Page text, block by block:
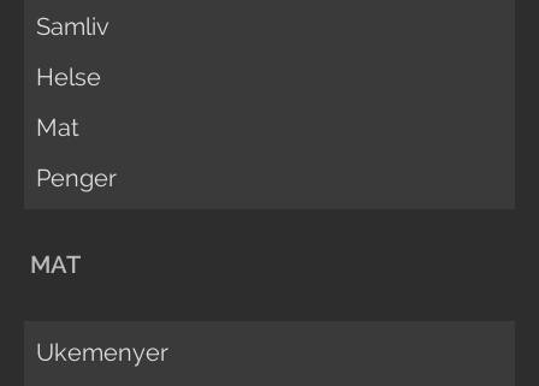
Samliv
Helse
Mat
Penger
MAT
Ukemenyer